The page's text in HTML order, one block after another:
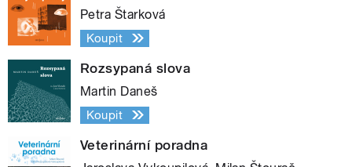
Petra Štarková
Koupit
Rozsypaná slova
Martin Daneš
Koupit
Veterinární poradna